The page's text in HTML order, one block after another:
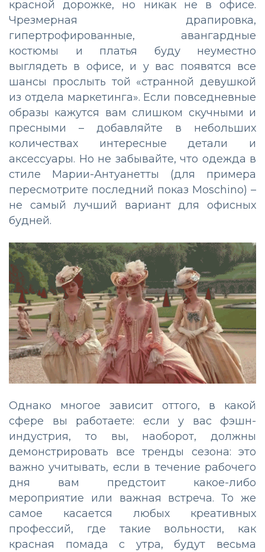
красной дорожке, но никак не в офисе.
Чрезмерная драпировка,
гипертрофированные, авангардные
костюмы и платья буду неуместно
выглядеть в офисе, и у вас появятся все
шансы прослыть той «странной девушкой
из отдела маркетинга». Если повседневные
образы кажутся вам слишком скучными и
пресными – добавляйте в небольших
количествах интересные детали и
аксессуары. Но не забывайте, что одежда в
стиле Марии-Антуанетты (для примера
пересмотрите последний показ Moschino) –
не самый лучший вариант для офисных
будней.
Однако многое зависит оттого, в какой
сфере вы работаете: если у вас фэшн-
индустрия, то вы, наоборот, должны
демонстрировать все тренды сезона: это
важно учитывать, если в течение рабочего
дня вам предстоит какое-либо
мероприятие или важная встреча. То же
самое касается любых креативных
профессий, где такие вольности, как
красная помада с утра, будут весьма